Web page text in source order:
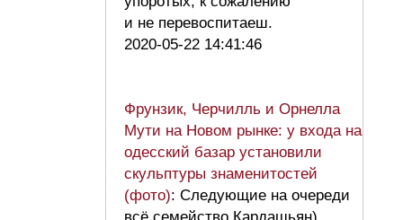
и не перевоспитаеш.
2020-05-22 14:41:46
Фрунзик, Черчилль и Орнелла
Мути на Новом рынке: у входа на
одесский базар установили
скульптуры знаменитостей
(фото): Следующие на очереди